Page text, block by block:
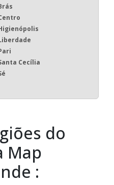
Cecília
do
Map
: